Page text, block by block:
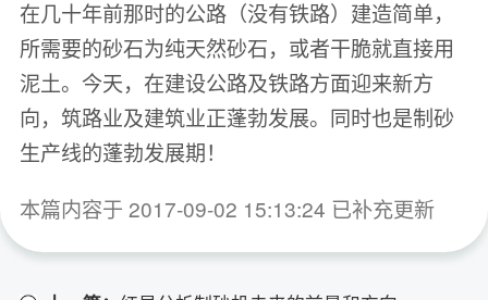
在几十年前那时的公路（没有铁路）建造简单，
所需要的砂石为纯天然砂石，或者干脆就直接用
泥土。今天，在建设公路及铁路方面迎来新方
向，筑路业及建筑业正蓬勃发展。同时也是制砂
生产线的蓬勃发展期！
本篇内容于 2017-09-02 15:13:24 已补充更新